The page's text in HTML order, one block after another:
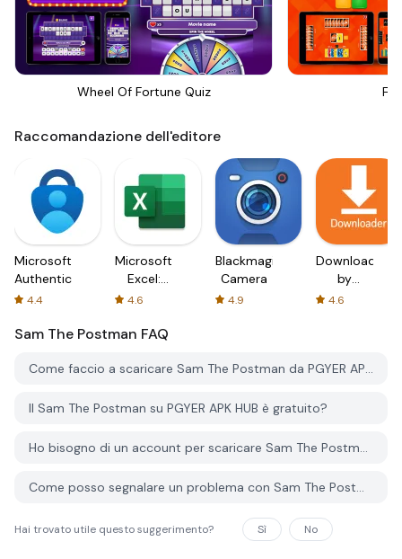
Wheel Of Fortune Quiz
Raccomandazione dell'editore
Microsoft
Authenticator
4.4
Microsoft
Excel:
Spreadsheets
4.6
Blackmagic
Camera
4.9
Downloader
by
AFTVnews
4.6
Sam The Postman FAQ
Come faccio a scaricare Sam The Postman da PGYER APK HUB?
Il Sam The Postman su PGYER APK HUB è gratuito?
Ho bisogno di un account per scaricare Sam The Postman da PGYER APK HUB?
Come posso segnalare un problema con Sam The Postman su PGYER APK HUB?
Hai trovato utile questo suggerimento? Sì No